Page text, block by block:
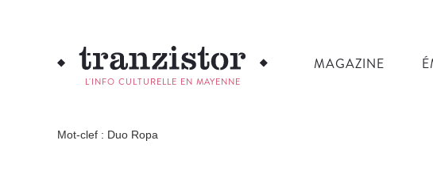
L'INFO CULTURELLE EN MAYENNE
MAGAZINE
Mot-clef : Duo Ropa